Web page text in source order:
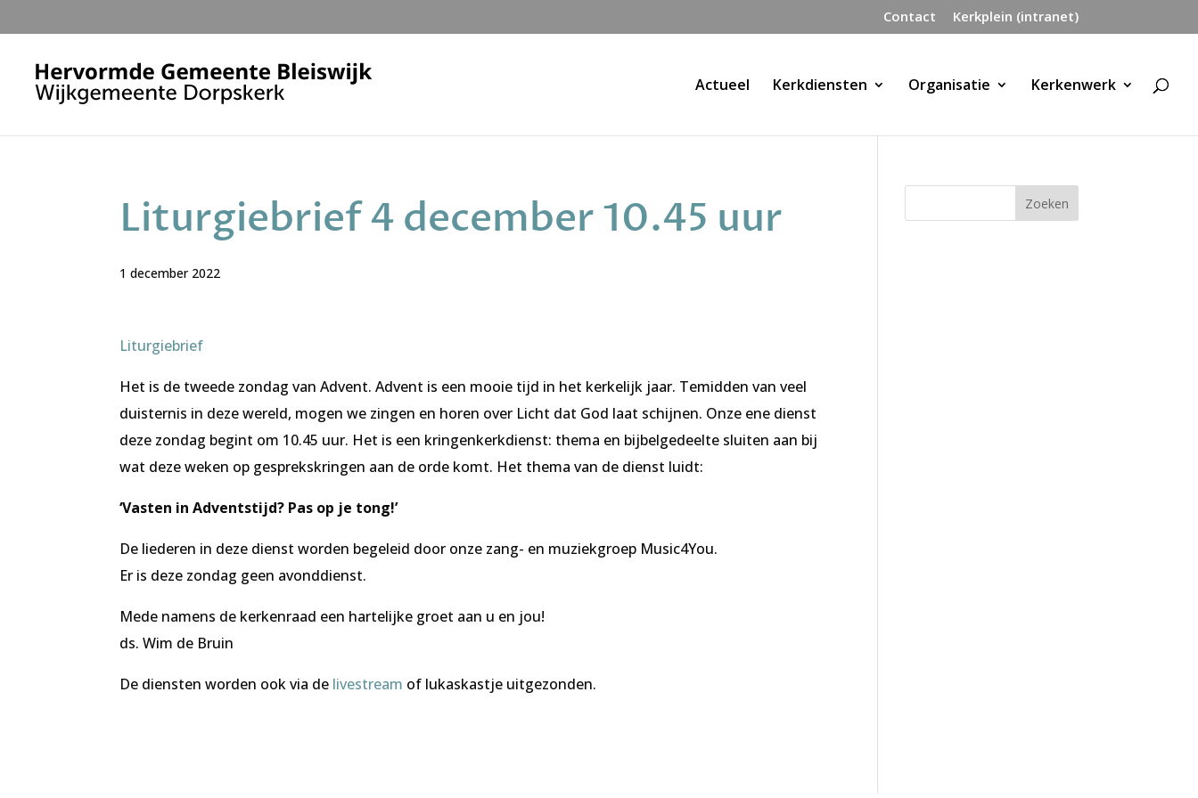
Contact Kerkplein (intranet)
Actueel Kerkdiensten Organisatie Kerkenwerk
Liturgiebrief 4 december 10.45 uur
1 december 2022
Liturgiebrief
Het is de tweede zondag van Advent. Advent is een mooie tijd in het kerkelijk jaar. Temidden van veel
duisternis in deze wereld, mogen we zingen en horen over Licht dat God laat schijnen. Onze ene dienst
deze zondag begint om 10.45 uur. Het is een kringenkerkdienst: thema en bijbelgedeelte sluiten aan bij
wat deze weken op gesprekskringen aan de orde komt. Het thema van de dienst luidt:
‘Vasten in Adventstijd? Pas op je tong!’
De liederen in deze dienst worden begeleid door onze zang- en muziekgroep Music4You.
Er is deze zondag geen avonddienst.
Mede namens de kerkenraad een hartelijke groet aan u en jou!
ds. Wim de Bruin
De diensten worden ook via de livestream of lukaskastje uitgezonden.